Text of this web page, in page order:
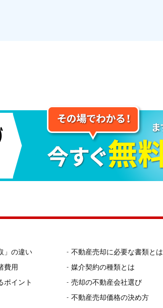
」の違い
費用
ポイント
不動産売却に必要な書類とは
媒介契約の種類とは
売却の不動産会社選び
不動産売却価格の決め方